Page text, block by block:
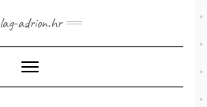
lag-adrion.hr
Toggle Navigation